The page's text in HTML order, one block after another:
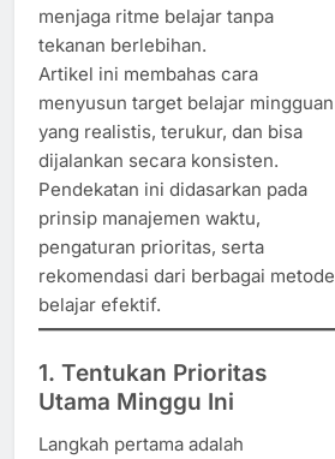
menjaga ritme belajar tanpa
tekanan berlebihan.
Artikel ini membahas cara
menyusun target belajar mingguan
yang realistis, terukur, dan bisa
dijalankan secara konsisten.
Pendekatan ini didasarkan pada
prinsip manajemen waktu,
pengaturan prioritas, serta
rekomendasi dari berbagai metode
belajar efektif.
1. Tentukan Prioritas
Utama Minggu Ini
Langkah pertama adalah